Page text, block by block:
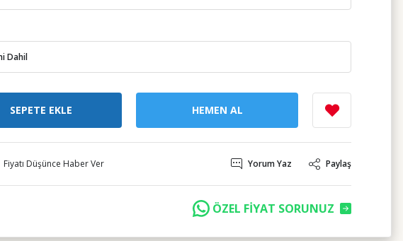
SEPETE EKLE HEMEN AL
Fiyatı Düşünce Haber Ver Yorum Yaz Paylaş
ÖZEL FİYAT SORUNUZ